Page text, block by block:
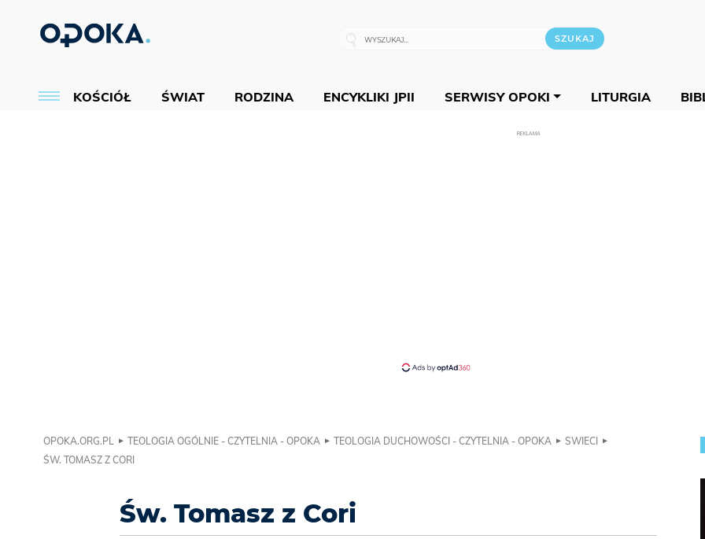
KOŚCIÓŁ ŚWIAT RODZINA ENCYKLIKI JPII SERWISY OPOKI LITURGIA
REKLAMA
OPOKA.ORG.PL TEOLOGIA OGÓLNIE - CZYTELNIA - OPOKA TEOLOGIA DUCHOWOŚCI - CZYTELNIA - OPOKA
SWIECI
ŚW. TOMASZ Z CORI
Św. Tomasz z Cori